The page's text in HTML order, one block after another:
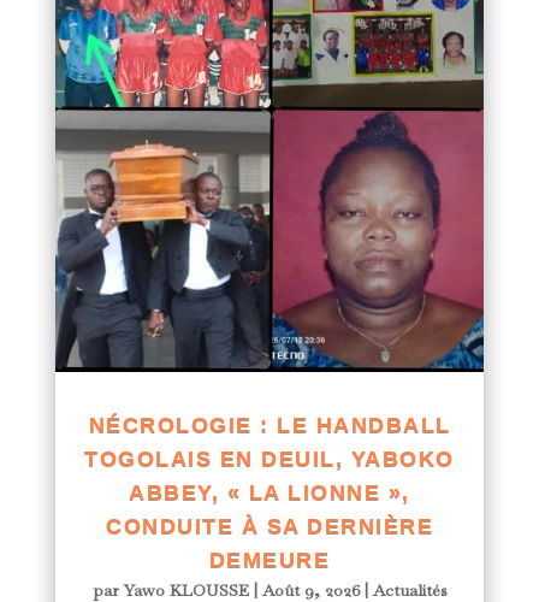
NÉCROLOGIE : LE HANDBALL
TOGOLAIS EN DEUIL, YABOKO
ABBEY, « LA LIONNE »,
CONDUITE À SA DERNIÈRE
DEMEURE
parYawo KLOUSSE|Août 9, 2026|Actualités